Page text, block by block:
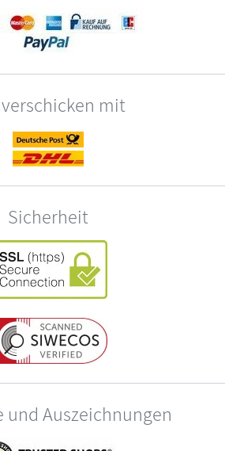
mit
Sicherheit
und Auszeichnungen